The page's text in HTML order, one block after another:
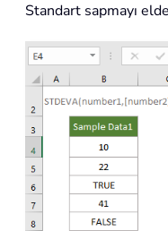
Standart sapmayı